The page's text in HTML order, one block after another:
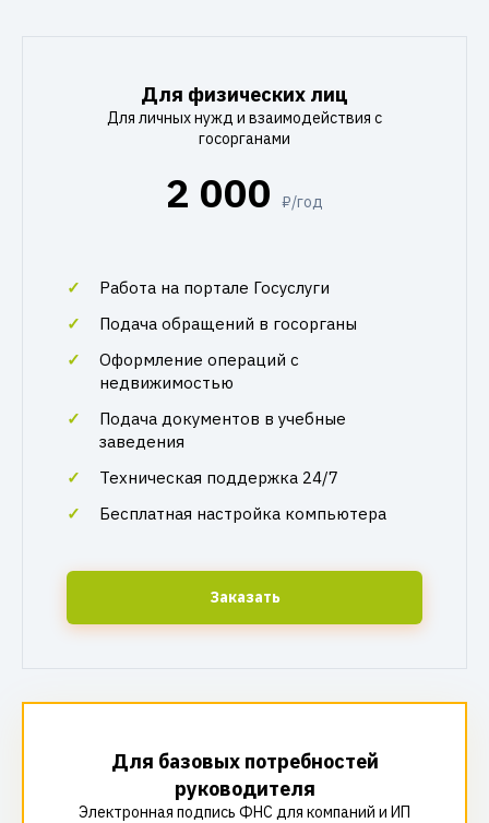
Для физических лиц
Для личных нужд и взаимодействия с
госорганами
2 000 ₽/год
Работа на портале Госуслуги
Подача обращений в госорганы
Оформление операций с
недвижимостью
Подача документов в учебные
заведения
Техническая поддержка 24/7
Бесплатная настройка компьютера
Заказать
Для базовых потребностей
руководителя
Электронная подпись ФНС для компаний и ИП